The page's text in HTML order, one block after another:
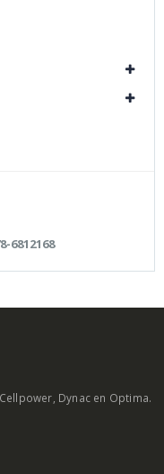
6812168
Dynac en Optima.